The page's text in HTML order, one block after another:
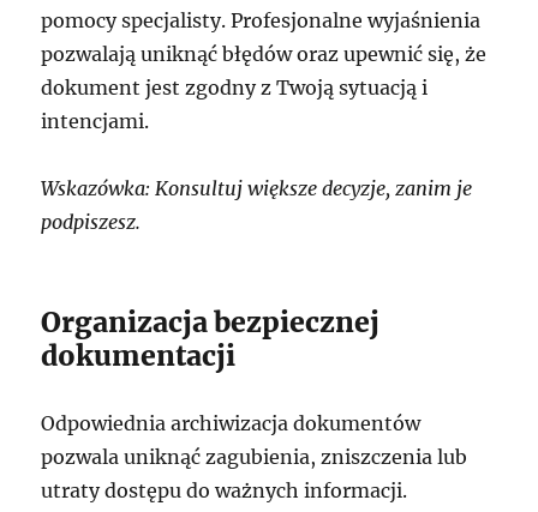
pomocy specjalisty. Profesjonalne wyjaśnienia
pozwalają uniknąć błędów oraz upewnić się, że
dokument jest zgodny z Twoją sytuacją i
intencjami.
Wskazówka: Konsultuj większe decyzje, zanim je
podpiszesz.
Organizacja bezpiecznej
dokumentacji
Odpowiednia archiwizacja dokumentów
pozwala uniknąć zagubienia, zniszczenia lub
utraty dostępu do ważnych informacji.